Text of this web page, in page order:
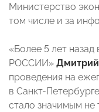
Министерство
том числе и за
«Более 5 лет
РОССИИ»
проведения на
в Санкт-
стало значимым не